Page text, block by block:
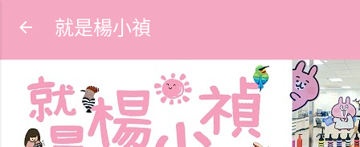
跳到主要內容
就是楊小禎